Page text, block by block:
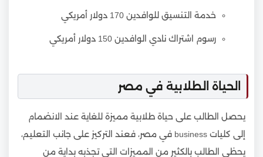
خدمة التنسيق للوافدين 170 دولار أمريكي
رسوم اشتراك نادي الوافدين 150 دولار أمريكي
الحياة الطلابية في مصر
يحصل الطالب على حياة طلابية مميزة للغاية عند الانضمام
إلى كليات business في مصر، فعند التركيز على جانب التعليم،
يحظى الطالب بالكثير من المميزات التي تجذبه بداية من